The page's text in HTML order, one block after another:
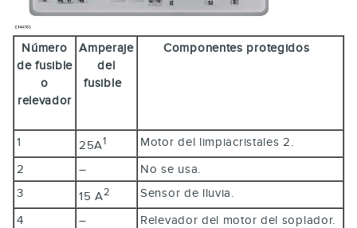
Número
de fusible
o
relevador
Amperaje
del
fusible
Componentes protegidos
1 25A1
Motor del limpiacristales 2.
2
–
No se usa.
3
15 A2
Sensor de lluvia.
4
– Relevador del motor del soplador.